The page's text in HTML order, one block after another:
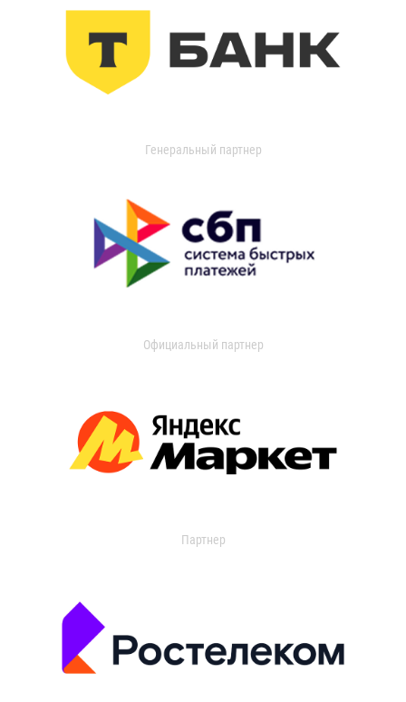
Генеральный партнер
Официальный партнер
Партнер